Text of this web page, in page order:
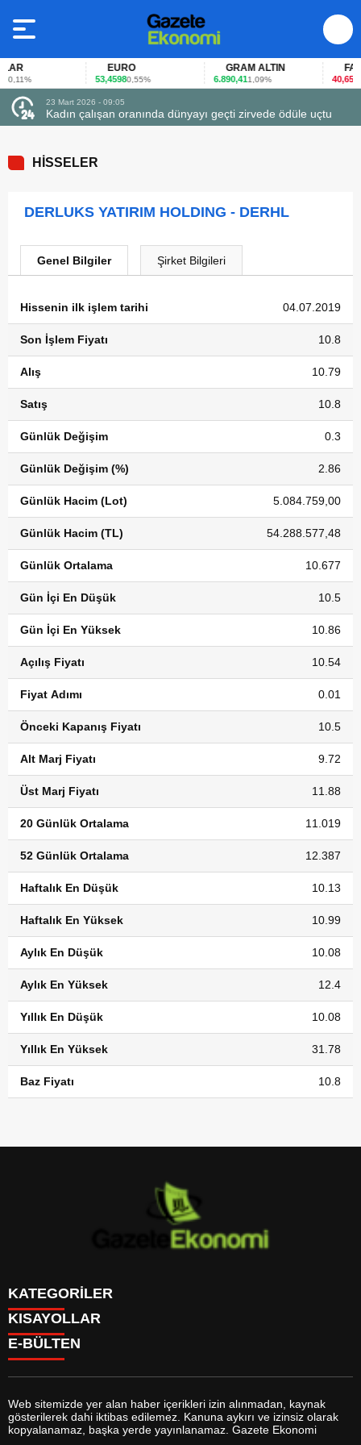
0,11%
EURO
53,45980,55%
GRAM ALTIN
6.890,411,09%
FAİZ
40,65-
23 Mart 2026 - 09:05
Kadın çalışan oranında dünyayı geçti zirvede ödüle uçtu
HİSSELER
DERLUKS YATIRIM HOLDING - DERHL
Genel Bilgiler Şirket Bilgileri
Hissenin ilk işlem tarihi 04.07.2019
Son İşlem Fiyatı 10.8
Alış 10.79
Satış 10.8
Günlük Değişim 0.3
Günlük Değişim (%) 2.86
Günlük Hacim (Lot) 5.084.759,00
Günlük Hacim (TL) 54.288.577,48
Günlük Ortalama 10.677
Gün İçi En Düşük 10.5
Gün İçi En Yüksek 10.86
Açılış Fiyatı 10.54
Fiyat Adımı 0.01
Önceki Kapanış Fiyatı 10.5
Alt Marj Fiyatı 9.72
Üst Marj Fiyatı 11.88
20 Günlük Ortalama 11.019
52 Günlük Ortalama 12.387
Haftalık En Düşük 10.13
Haftalık En Yüksek 10.99
Aylık En Düşük 10.08
Aylık En Yüksek 12.4
Yıllık En Düşük 10.08
Yıllık En Yüksek 31.78
Baz Fiyatı 10.8
KATEGORİLER
GÜNDEM
DÜNYA
SİYASET
MAGAZİN
SAĞLIK
EĞİTİM
YAŞAM
KISAYOLLAR
BURÇLAR
FİKSTÜR
FİRMA EKLE
FİRMA REHBERİ
E-BÜLTEN
gazeteekonomi.com e-bültenine abone olarak, tarafınıza haber,
Web sitemizde yer alan haber içerikleri izin alınmadan, kaynak
gösterilerek dahi iktibas edilemez. Kanuna aykırı ve izinsiz olarak
kopyalanamaz, başka yerde yayınlanamaz. Gazete Ekonomi